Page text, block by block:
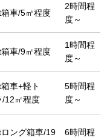
箱車/5㎡程度
2時間程
度～
箱車/9㎡程度
1時間程
度～
車+軽ト
/12㎡程度
5時間程
度～
ロング箱車/19
6時間程